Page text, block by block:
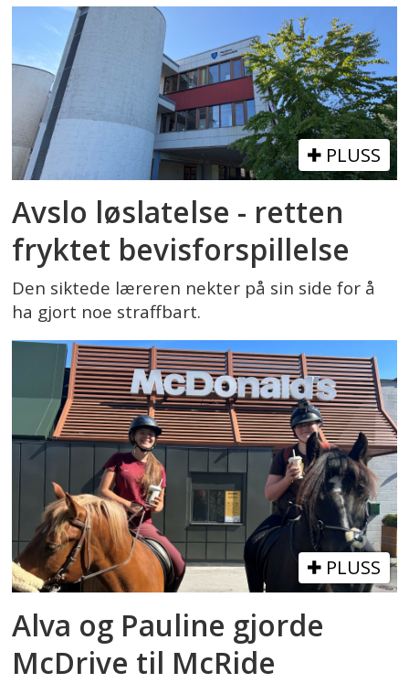
PLUSS
Avslo løslatelse - retten
fryktet bevisforspillelse
Den siktede læreren nekter på sin side for å
ha gjort noe straffbart.
PLUSS
Alva og Pauline gjorde
McDrive til McRide